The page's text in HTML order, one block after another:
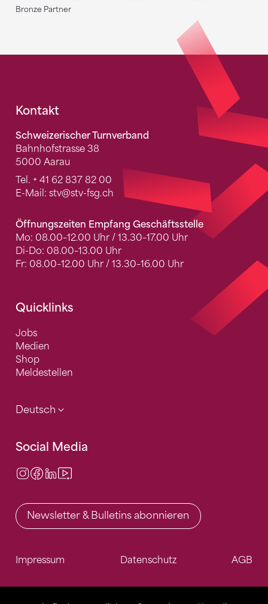
Bronze Partner
Fusszeile
Kontakt
Schweizerischer Turnverband
Bahnhofstrasse 38
5000 Aarau
Tel. + 41 62 837 82 00
E-Mail: stv@stv-fsg.ch
Öffnungszeiten Empfang Geschäftsstelle
Mo: 08.00–12.00 Uhr / 13.30–17.00 Uhr
Di-Do: 08.00–13.00 Uhr
Fr: 08.00–12.00 Uhr / 13.30–16.00 Uhr
Quicklinks
Jobs
Medien
Shop
Meldestellen
Deutsch
Social Media
Instagram
Facebook
LinkedIn
Newsletter & Bulletins abonnieren
Impressum Datenschutz AGB